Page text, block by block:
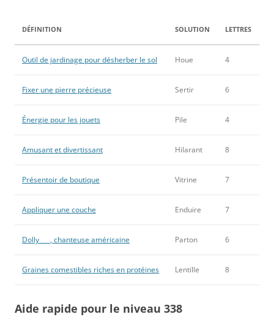
DÉFINITION SOLUTION LETTRES
Outil de jardinage pour désherber le sol Houe 4
Fixer une pierre précieuse Sertir 6
Énergie pour les jouets Pile 4
Amusant et divertissant Hilarant 8
Présentoir de boutique Vitrine 7
Appliquer une couche Enduire 7
Dolly ___, chanteuse américaine Parton 6
Graines comestibles riches en protéines Lentille 8
Aide rapide pour le niveau 338